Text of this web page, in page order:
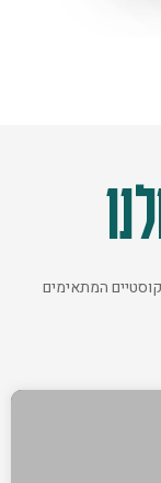
המתאימים